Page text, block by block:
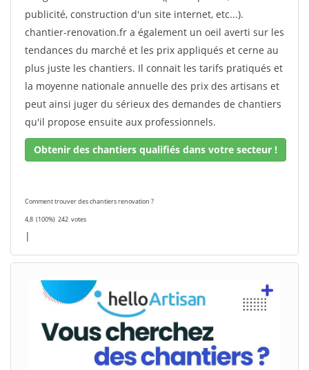
publicité, construction d'un site internet, etc...).
chantier-renovation.fr a également un oeil averti sur les
tendances du marché et les prix appliqués et cerne au
plus juste les chantiers. Il connait les tarifs pratiqués et
la moyenne nationale annuelle des prix des artisans et
peut ainsi juger du sérieux des demandes de chantiers
qu'il propose ensuite aux professionnels.
Obtenir des chantiers qualifiés dans votre secteur !
Comment trouver des chantiers renovation ?
4,8 (100%) 242 votes
|